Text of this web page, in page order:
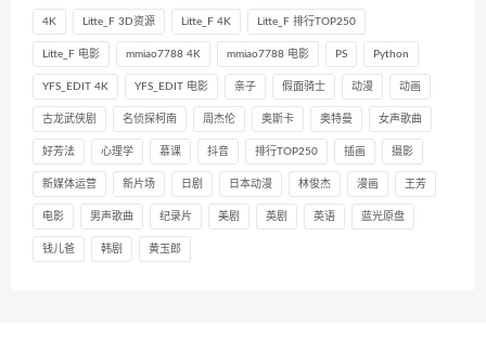
4K Litte_F 3D资源 Litte_F 4K Litte_F 排行TOP250
Litte_F 电影 mmiao7788 4K mmiao7788 电影 PS Python
YFS_EDIT 4K YFS_EDIT 电影 亲子 假面骑士 动漫 动画
古龙武侠剧 名侦探柯南 周杰伦 奥斯卡 奥特曼 女声歌曲
好芳法 心理学 慕课 抖音 排行TOP250 插画 摄影
新媒体运营 新片场 日剧 日本动漫 林俊杰 漫画 王芳
电影 男声歌曲 纪录片 美剧 英剧 英语 蓝光原盘
钱儿爸 韩剧 黄玉郎